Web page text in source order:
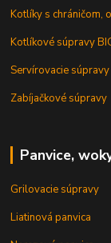
Kotlíky s chráničom,
Kotlíkové súpravy
Servírovacie súpravy
Zabíjačkové súpravy
Panvice,
Grilovacie súpravy
Liatinová panvica